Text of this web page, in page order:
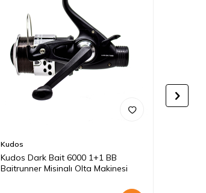
Kudos
Kudos Dark Bait 6000 1+1 BB
Baitrunner Misinalı Olta Makinesi